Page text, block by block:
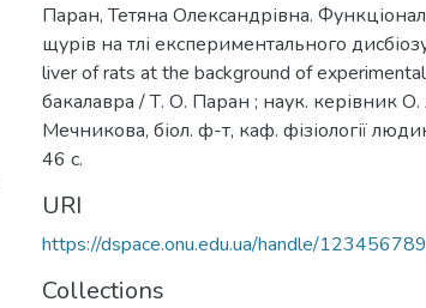
Паран, Тетяна Олександрівна.
щурів на тлі експериментального
liver of rats at the background of
бакалавра / Т. О. Паран ; наук. керівник
Мечникова, біол. ф-т, каф. фізіології
46 с.
URI
https://dspace.onu.edu.ua/handle/
Collections